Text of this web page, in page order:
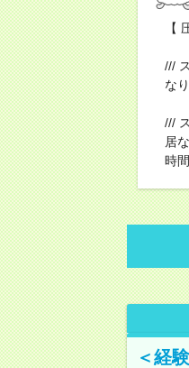
【
///
な
///
居
時
＜経